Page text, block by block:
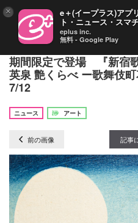
“鉄棒ぬらぬら”こと葛飾
期間限定で登場 『新宿
英泉 艶くらべ ー歌舞伎
7/12
ニュース
アート
前の画像 記事
× e＋(イープラス)アプ
ト・ニュース・スマ
eplus inc.
無料 - Google Play